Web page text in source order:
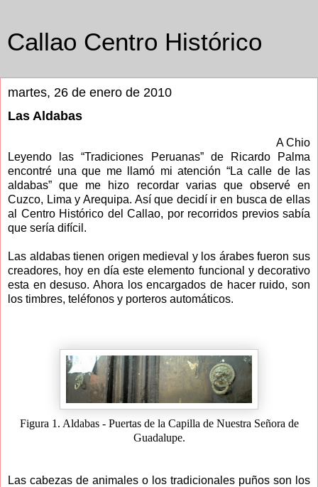
Callao Centro Histórico
martes, 26 de enero de 2010
Las Aldabas
A Chio
Leyendo las “Tradiciones Peruanas” de Ricardo Palma
encontré una que me llamó mi atención “La calle de las
aldabas” que me hizo recordar varias que observé en
Cuzco, Lima y Arequipa. Así que decidí ir en busca de ellas
al Centro Histórico del Callao, por recorridos previos sabía
que sería difícil.
Las aldabas tienen origen medieval y los árabes fueron sus
creadores, hoy en día este elemento funcional y decorativo
esta en desuso. Ahora los encargados de hacer ruido, son
los timbres, teléfonos y porteros automáticos.
Figura 1. Aldabas - Puertas de la Capilla de Nuestra Señora de
Guadalupe.
Las cabezas de animales o los tradicionales puños son los